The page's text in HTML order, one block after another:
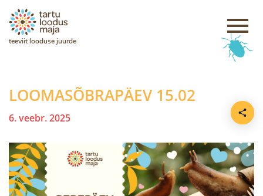
teeviit looduse juurde
LOOMASÕBRAPÄEV 15.02
6. veebr. 2025